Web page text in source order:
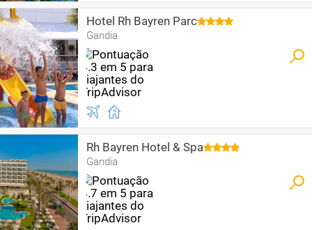
Hotel Rh Bayren Parc
Gandia
Rh Bayren Hotel & Spa
Gandia